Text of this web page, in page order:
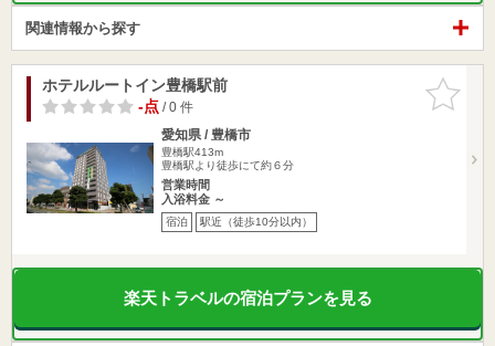
関連情報から探す
お気に入
りに追加
ホテルルートイン豊橋駅前
-点/ 0 件
愛知県 / 豊橋市
豊橋駅413m
豊橋駅より徒歩にて約６分
営業時間
入浴料金 ～
宿泊 駅近（徒歩10分以内）
楽天トラベルの宿泊プランを見る